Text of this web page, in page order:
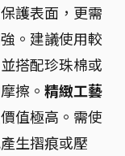
護表面，更需
。建議使用較
搭配珍珠棉或
擦。 精緻工藝
值極高。需使
生摺痕或壓